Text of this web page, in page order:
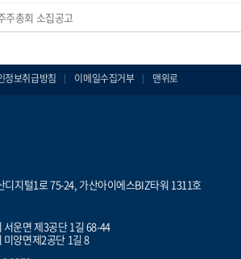
주총회 소집공고
정보취급방침 이메일수집거부 맨위로
디지털1로 75-24, 가산아이에스BIZ타워 1311호
운면 제3공단 1길 68-44
미양면제2공단 1길 8